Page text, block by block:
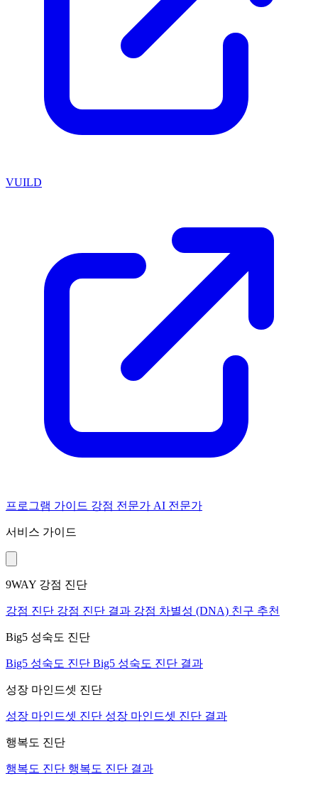
VUILD
프로그램 가이드 강점 전문가 AI 전문가
서비스 가이드
9WAY 강점 진단
강점 진단 강점 진단 결과 강점 차별성 (DNA) 친구 추천
Big5 성숙도 진단
Big5 성숙도 진단 Big5 성숙도 진단 결과
성장 마인드셋 진단
성장 마인드셋 진단 성장 마인드셋 진단 결과
행복도 진단
행복도 진단 행복도 진단 결과